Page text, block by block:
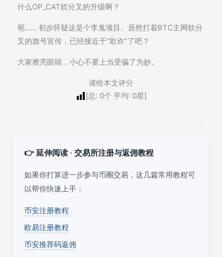
什么OP_CAT软分叉的升级啊？
呃…… 初步怀疑这是个李鬼项目。居然打着BTC主网软分
叉的旗号宣传，已经接近于“欺诈”了吧？
大家擦亮眼睛，小心不要上当受骗了为妙。
请给本文评分
[总: 0个 平均: 0星]
👉 延伸阅读 · 交易所注册与返佣教程
如果你打算进一步参与币圈交易，这几篇常用教程可
以帮你快速上手：
币安注册教程
欧易注册教程
币安推荐码返佣